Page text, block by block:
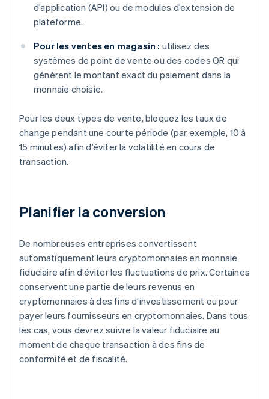
d’application (API) ou de modules d’extension de
plateforme.
Pour les ventes en magasin : utilisez des
systèmes de point de vente ou des codes QR qui
génèrent le montant exact du paiement dans la
monnaie choisie.
Pour les deux types de vente, bloquez les taux de
change pendant une courte période (par exemple, 10 à
15 minutes) afin d’éviter la volatilité en cours de
transaction.
Planifier la conversion
De nombreuses entreprises convertissent
automatiquement leurs cryptomonnaies en monnaie
fiduciaire afin d’éviter les fluctuations de prix. Certaines
conservent une partie de leurs revenus en
cryptomonnaies à des fins d’investissement ou pour
payer leurs fournisseurs en cryptomonnaies. Dans tous
les cas, vous devrez suivre la valeur fiduciaire au
moment de chaque transaction à des fins de
conformité et de fiscalité.